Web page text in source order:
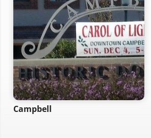
Campbell